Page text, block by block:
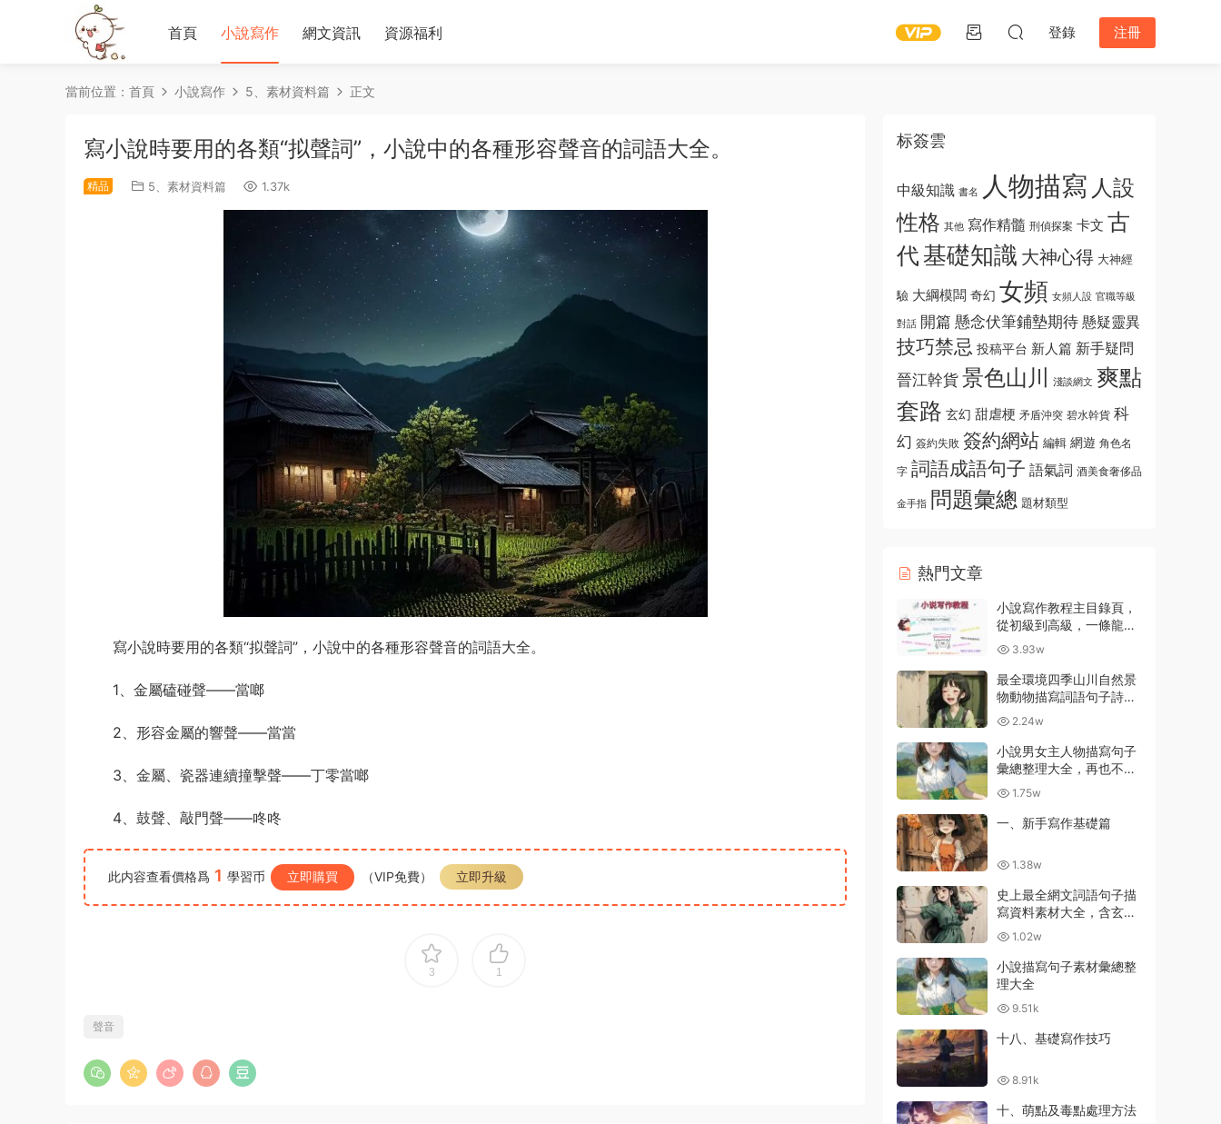
首頁 小說寫作 網文資訊 資源福利 登錄 注冊
當前位置： 首頁 小說寫作 5、素材資料篇 正文
寫小說時要用的各類“拟聲詞”，小說中的各種形容聲音的詞語大全。
精品 5、素材資料篇 1.37k
寫小說時要用的各類“拟聲詞”，小說中的各種形容聲音的詞語大全。
1、金屬磕碰聲——當啷
2、形容金屬的響聲——當當
3、金屬、瓷器連續撞擊聲——丁零當啷
4、鼓聲、敲門聲——咚咚
此内容查看價格爲 1 學習币 立即購買 （VIP免費） 立即升級
3 1
聲音
标簽雲
中級知識 書名 人物描寫 人設
性格 其他 寫作精髓 刑偵探案 卡文 古
代 基礎知識 大神心得 大神經
驗 大綱模闆 奇幻 女頻 女頻人設 官職等級
對話 開篇 懸念伏筆鋪墊期待 懸疑靈異
技巧禁忌 投稿平台 新人篇 新手疑問
晉江幹貨景色山川 淺談網文 爽點
套路 玄幻 甜虐梗 矛盾沖突 碧水幹貨 科
幻 簽約失敗 簽約網站 編輯 網遊 角色名
字 詞語成語句子 語氣詞 酒美食奢侈品
金手指 問題彙總 題材類型
熱門文章
小說寫作教程主目錄頁，
從初級到高級，一條龍指
導資源入口
3.93w
最全環境四季山川自然景
物動物描寫詞語句子詩詞
彙總大全
2.24w
小說男女主人物描寫句子
彙總整理大全，再也不用
擔心不會描寫了
1.75w
一、新手寫作基礎篇
1.38w
史上最全網文詞語句子描
寫資料素材大全，含玄幻
等級劃分
1.02w
小說描寫句子素材彙總整
理大全
9.51k
十八、基礎寫作技巧
8.91k
十、萌點及毒點處理方法